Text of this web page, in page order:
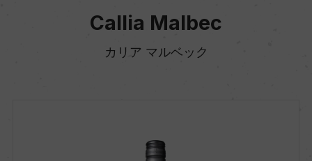
Callia Malbec
カリア マルベック